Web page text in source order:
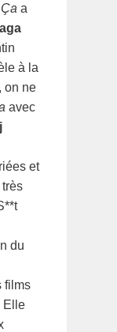
Ça a
à la
on ne
avec
et
du
films
Elle